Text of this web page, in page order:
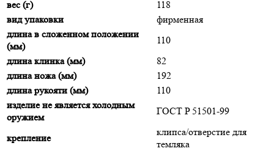
вес (г)
118
вид упаковки
фирменная
длина в сложенном положении
(мм)
110
длина клинка (мм)
82
длина ножа (мм)
192
длина рукояти (мм)
110
изделие не является холодным
оружием
ГОСТ P 51501-99
крепление
клипса/отверстие для
темляка